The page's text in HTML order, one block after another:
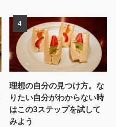
理想の自分の見つけ方。な
りたい自分がわからない時
はこの3ステップを試して
みよう